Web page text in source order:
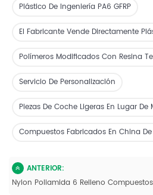
Plástico De Ingeniería PA6 GFRP
El Fabricante Vende Directamente
Polímeros Modificados Con Resina
Servicio De Personalización
Piezas De Coche Ligeras En Lugar De
Compuestos Fabricados En China
ANTERIOR: